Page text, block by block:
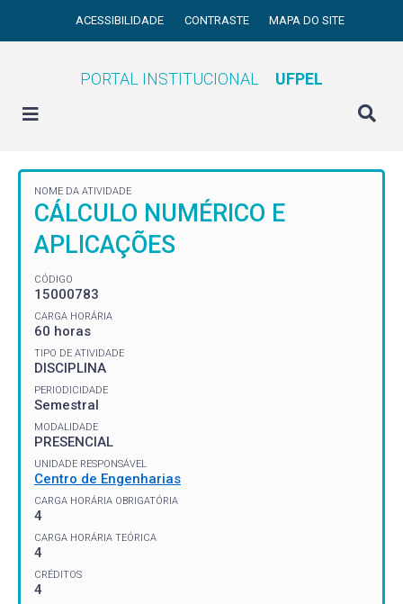
ACESSIBILIDADE CONTRASTE MAPA DO SITE
PORTAL INSTITUCIONAL UFPEL
NOME DA ATIVIDADE
CÁLCULO NUMÉRICO E
APLICAÇÕES
CÓDIGO
15000783
CARGA HORÁRIA
60 horas
TIPO DE ATIVIDADE
DISCIPLINA
PERIODICIDADE
Semestral
MODALIDADE
PRESENCIAL
UNIDADE RESPONSÁVEL
Centro de Engenharias
CARGA HORÁRIA OBRIGATÓRIA
4
CARGA HORÁRIA TEÓRICA
4
CRÉDITOS
4